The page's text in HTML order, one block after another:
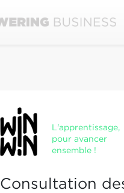
L'apprentissage,
pour avancer
ensemble !
Consultation